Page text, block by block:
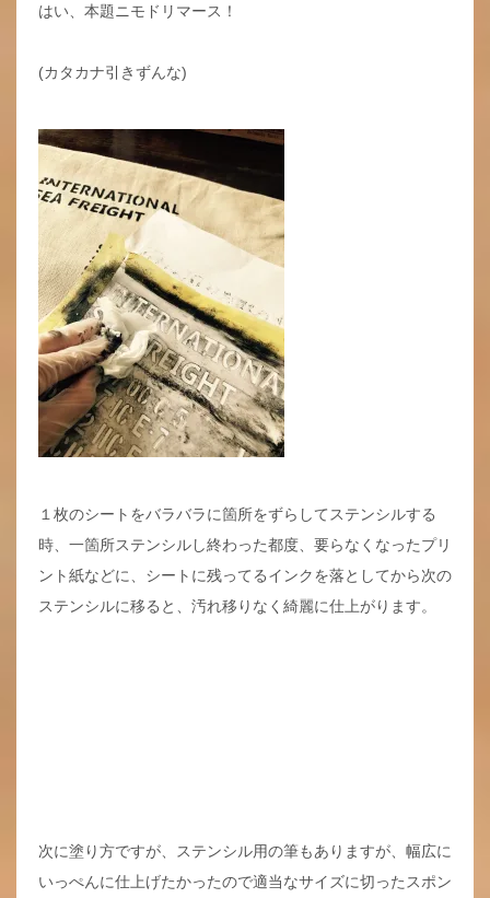
はい、本題ニモドリマース！
(カタカナ引きずんな)
１枚のシートをバラバラに箇所をずらしてステンシルする
時、一箇所ステンシルし終わった都度、要らなくなったプリ
ント紙などに、シートに残ってるインクを落としてから次の
ステンシルに移ると、汚れ移りなく綺麗に仕上がります。
次に塗り方ですが、ステンシル用の筆もありますが、幅広に
いっぺんに仕上げたかったので適当なサイズに切ったスポン